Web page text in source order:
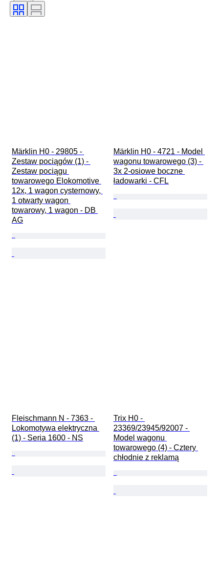
Era
Märklin H0 - 29805 -
Zestaw pociągów (1) -
Zestaw pociągu
towarowego Elokomotive
12x, 1 wagon cysternowy,
1 otwarty wagon
towarowy, 1 wagon - DB
AG
Märklin H0 - 4721 - Model
wagonu towarowego (3) -
3x 2-osiowe boczne
ładowarki - CFL
Fleischmann N - 7363 -
Lokomotywa elektryczna
(1) - Seria 1600 - NS
Trix H0 -
23369/23945/92007 -
Model wagonu
towarowego (4) - Cztery
chłodnie z reklamą